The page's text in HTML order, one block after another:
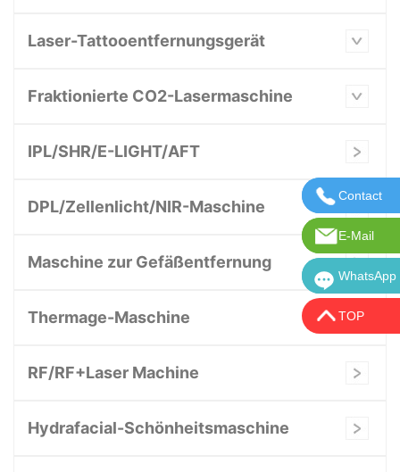
Laser-Tattooentfernungsgerät
Fraktionierte CO2-Lasermaschine
IPL/SHR/E-LIGHT/AFT
DPL/Zellenlicht/NIR-Maschine
Maschine zur Gefäßentfernung
Thermage-Maschine
RF/RF+Laser Machine
Hydrafacial-Schönheitsmaschine
Contact
E-Mail
E-
WhatsApp
TOP